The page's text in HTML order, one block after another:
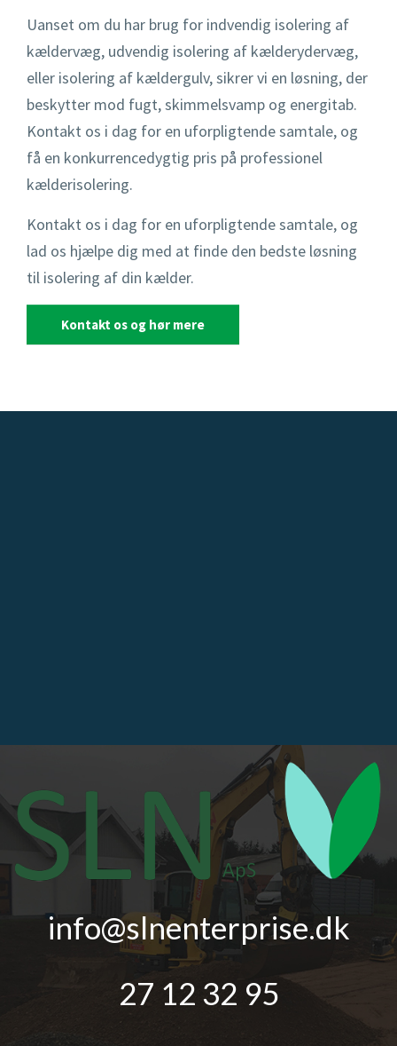
Uanset om du har brug for indvendig isolering af
kældervæg, udvendig isolering af kælderydervæg,
eller isolering af kældergulv, sikrer vi en løsning, der
beskytter mod fugt, skimmelsvamp og energitab.
Kontakt os i dag for en uforpligtende samtale, og
få en konkurrencedygtig pris på professionel
kælderisolering.
Kontakt os i dag for en uforpligtende samtale, og
lad os hjælpe dig med at finde den bedste løsning
til isolering af din kælder.
Kontakt os og hør mere
info@slnenterprise.dk
27 12 32 95